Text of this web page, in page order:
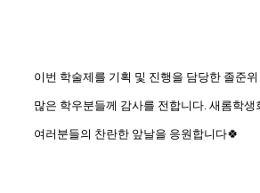
이번 학술제를 기획 및 진행을 담당한 졸준
많은 학우분들께 감사를 전합니다. 새롬학생
여러분들의 찬란한 앞날을 응원합니다🍀